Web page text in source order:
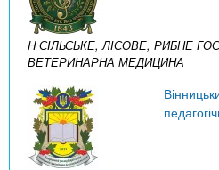
H СІЛЬСЬКЕ, ЛІСОВЕ, РИБНЕ
ВЕТЕРИНАРНА МЕДИЦИНА